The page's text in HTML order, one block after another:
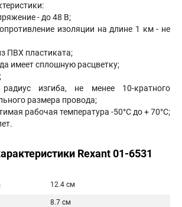
- до 48 В;
изоляции на длине 1 км - не
ПВХ пластиката;
имеет сплошную расцветку;
изгиба, не менее 10-кратного
размера провода;
рабочая температура -50°С до + 70°С;
Rexant 01-6531
12.4 см
8.7 см